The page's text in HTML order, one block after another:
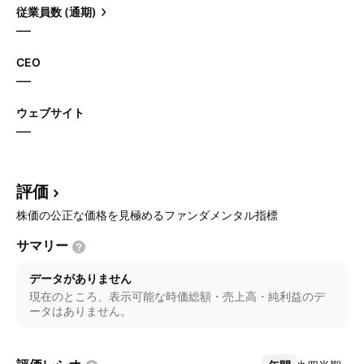
従業員数 (通期)
—
CEO
—
ウェブサイト
—
評価
株価の公正な価格を見極めるファンダメンタル指標
サマリー
データがありません
現在のところ、表示可能な時価総額・売上高・純利益のデ
ータはありません。